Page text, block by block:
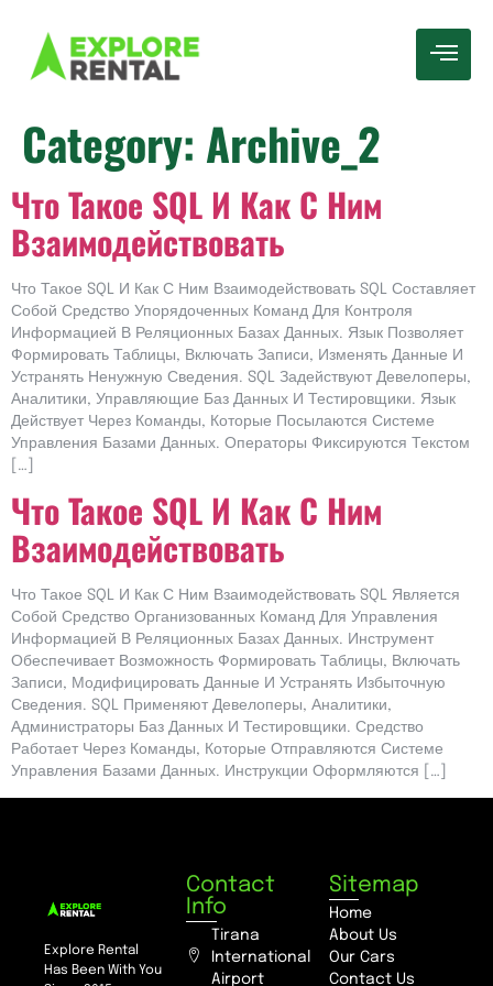
Category: Archive_2
Что Такое SQL И Как С Ним
Взаимодействовать
Что Такое SQL И Как С Ним Взаимодействовать SQL Составляет
Собой Средство Упорядоченных Команд Для Контроля
Информацией В Реляционных Базах Данных. Язык Позволяет
Формировать Таблицы, Включать Записи, Изменять Данные И
Устранять Ненужную Сведения. SQL Задействуют Девелоперы,
Аналитики, Управляющие Баз Данных И Тестировщики. Язык
Действует Через Команды, Которые Посылаются Системе
Управления Базами Данных. Операторы Фиксируются Текстом
[…]
Что Такое SQL И Как С Ним
Взаимодействовать
Что Такое SQL И Как С Ним Взаимодействовать SQL Является
Собой Средство Организованных Команд Для Управления
Информацией В Реляционных Базах Данных. Инструмент
Обеспечивает Возможность Формировать Таблицы, Включать
Записи, Модифицировать Данные И Устранять Избыточную
Сведения. SQL Применяют Девелоперы, Аналитики,
Администраторы Баз Данных И Тестировщики. Средство
Работает Через Команды, Которые Отправляются Системе
Управления Базами Данных. Инструкции Оформляются […]
Explore Rental
Has Been With You
Contact
Info
Tirana
International
Airport
Sitemap
Home
About Us
Our Cars
Contact Us